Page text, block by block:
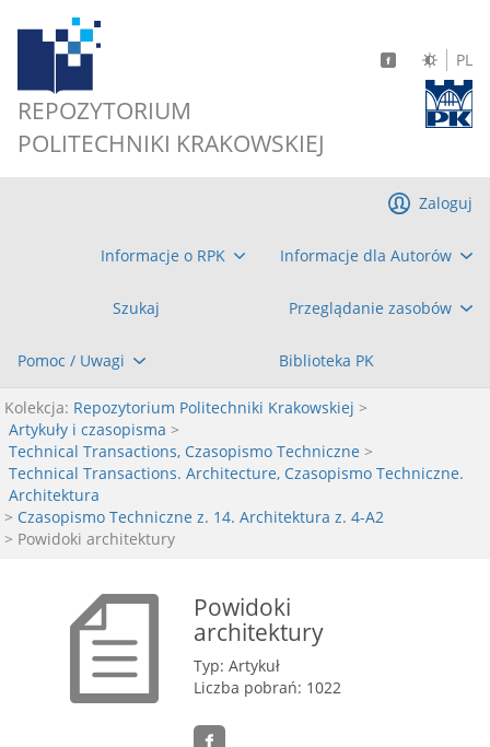
REPOZYTORIUM
POLITECHNIKI KRAKOWSKIEJ
PL
Informacje o RPK Informacje dla Autorów
Szukaj Przeglądanie zasobów
Pomoc / Uwagi Biblioteka PK
Zaloguj
Kolekcja: Repozytorium Politechniki Krakowskiej >
Artykuły i czasopisma >
Technical Transactions, Czasopismo Techniczne >
Technical Transactions. Architecture, Czasopismo Techniczne.
Architektura
> Czasopismo Techniczne z. 14. Architektura z. 4-A2
> Powidoki architektury
Powidoki
architektury
Typ: Artykuł
Liczba pobrań: 1022